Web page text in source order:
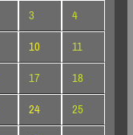
3
4
10
11
17
18
24
25